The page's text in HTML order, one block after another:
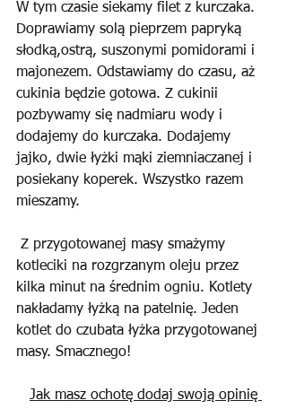
W tym czasie siekamy filet z kurczaka.
Doprawiamy solą pieprzem papryką
słodką,ostrą, suszonymi pomidorami i
majonezem. Odstawiamy do czasu, aż
cukinia będzie gotowa. Z cukinii
pozbywamy się nadmiaru wody i
dodajemy do kurczaka. Dodajemy
jajko, dwie łyżki mąki ziemniaczanej i
posiekany koperek. Wszystko razem
mieszamy.
kotleciki na rozgrzanym oleju przez
kilka minut na średnim ogniu. Kotlety
nakładamy łyżką na patelnię. Jeden
kotlet do czubata łyżka przygotowanej
masy. Smacznego!
Jak masz ochotę dodaj swoją opinię